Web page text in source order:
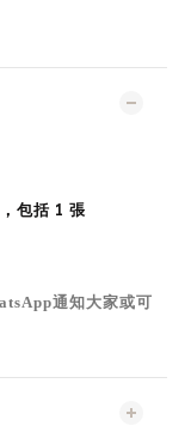
包括 1 張
通知大家或可